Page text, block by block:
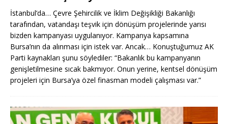
İstanbul’da… Çevre Şehircilik ve İklim Değişikliği Bakanlığı
tarafından, vatandaşı teşvik için dönüşüm projelerinde yarısı
bizden kampanyası uygulanıyor. Kampanya kapsamına
Bursa’nın da alınması için istek var. Ancak… Konuştuğumuz AK
Parti kaynakları şunu söylediler: “Bakanlık bu kampanyanın
genişletilmesine sıcak bakmıyor. Onun yerine, kentsel dönüşüm
projeleri için Bursa’ya özel finasman modeli çalışması var.”